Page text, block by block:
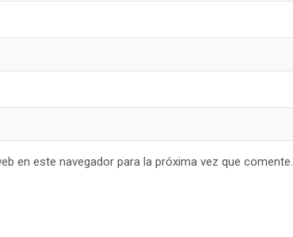
en este navegador para la próxima vez que comente.